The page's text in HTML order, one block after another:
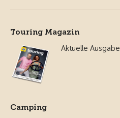
Touring Magazin
Aktuelle Ausgabe
Camping